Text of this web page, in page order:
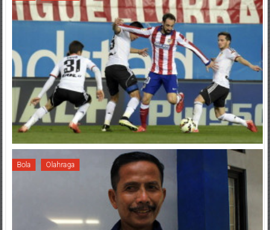
Bola Olahraga